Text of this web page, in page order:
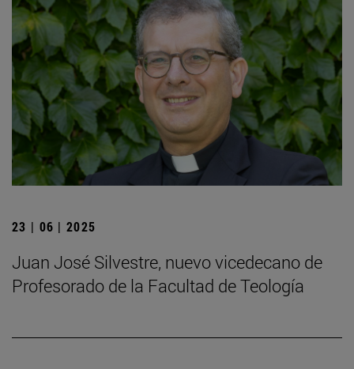
23 | 06 | 2025
Juan José Silvestre, nuevo vicedecano de
Profesorado de la Facultad de Teología